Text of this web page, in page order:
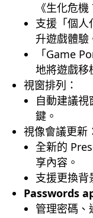
《生化危機
支援「個人
升遊戲體驗
「Game
地將遊戲移
視窗排列：
自動建議
鍵。
視像會議更新
全新的
享內容。
支援更換背
Passwords
管理密碼、